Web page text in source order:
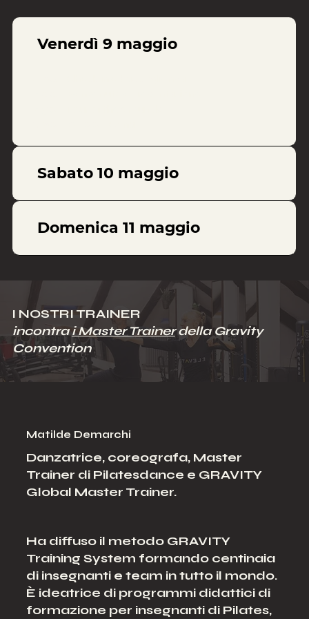
Venerdì 9 maggio
Sabato 10 maggio
Domenica 11 maggio
I NOSTRI TRAINER
incontrai Master Trainerdella Gravity
Convention
Matilde Demarchi
Danzatrice, coreografa, Master
Trainer di Pilatesdance e GRAVITY
Global Master Trainer.
Ha diffuso il metodo GRAVITY
Training System formando centinaia
di insegnanti e team in tutto il mondo.
È ideatrice di programmi didattici di
formazione per insegnanti di Pilates,